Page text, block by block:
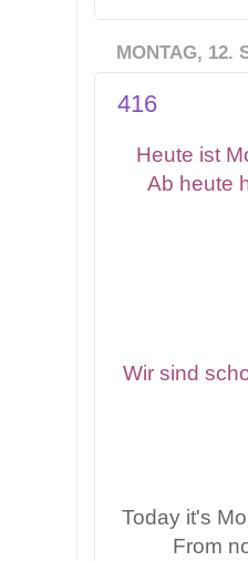
MONTAG, 12.
416
Heute ist
Ab heute
Wir sind
Today it's
From